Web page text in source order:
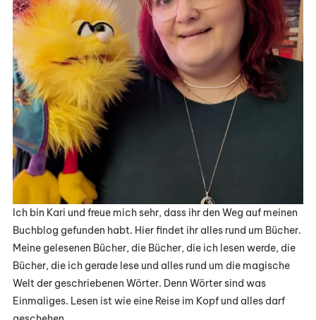
Ich bin Kari und freue mich sehr, dass ihr den Weg auf meinen
Buchblog gefunden habt. Hier findet ihr alles rund um Bücher.
Meine gelesenen Bücher, die Bücher, die ich lesen werde, die
Bücher, die ich gerade lese und alles rund um die magische
Welt der geschriebenen Wörter. Denn Wörter sind was
Einmaliges. Lesen ist wie eine Reise im Kopf und alles darf